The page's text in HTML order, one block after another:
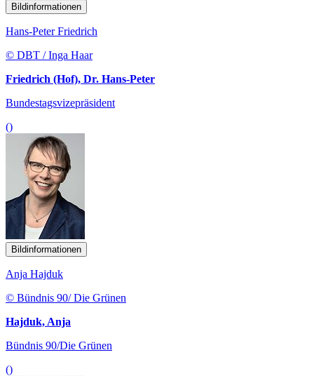
Bildinformationen
Hans-Peter Friedrich
© DBT / Inga Haar
Friedrich (Hof), Dr. Hans-Peter
Bundestagsvizepräsident
()
Bildinformationen
Anja Hajduk
© Bündnis 90/ Die Grünen
Hajduk, Anja
Bündnis 90/Die Grünen
()